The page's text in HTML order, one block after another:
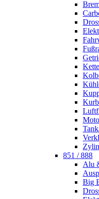
851 / 888
Alu
Big